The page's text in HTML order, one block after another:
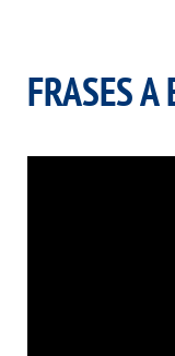
FRASES A